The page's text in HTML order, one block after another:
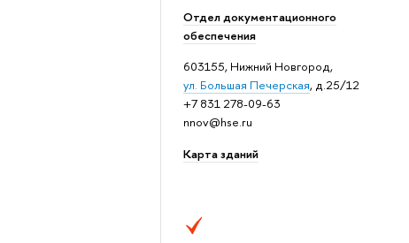
Отдел документационного
обеспечения
603155, Нижний Новгород,
ул. Большая Печерская, д.25/12
+7 831 278-09-63
nnov@hse.ru
Карта зданий